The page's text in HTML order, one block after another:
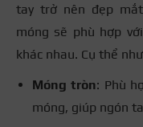
tay trở nên đẹp
móng sẽ phù hợp
khác nhau. Cụ thể
Móng tròn: Phù
móng, giúp ngón